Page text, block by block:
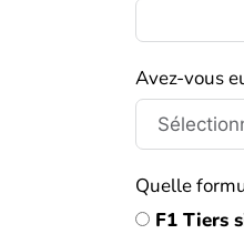
Avez-vous
Quelle
F1 Tiers